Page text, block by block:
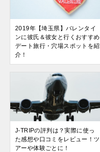
2019年【埼玉県】バレンタイ
ンに彼氏＆彼女と行くおすすめ
デート旅行・穴場スポットを紹
介！
J-TRIPの評判は？実際に使っ
た感想や口コミをレビュー！ツ
アーや体験ごとに！